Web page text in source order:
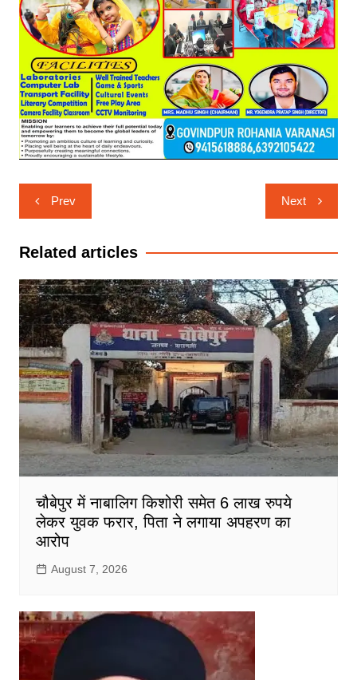
Post
navigation
Prev Next
Related articles
चौबेपुर में नाबालिग किशोरी समेत 6 लाख रुपये
लेकर युवक फरार, पिता ने लगाया अपहरण का
आरोप
August 7, 2026